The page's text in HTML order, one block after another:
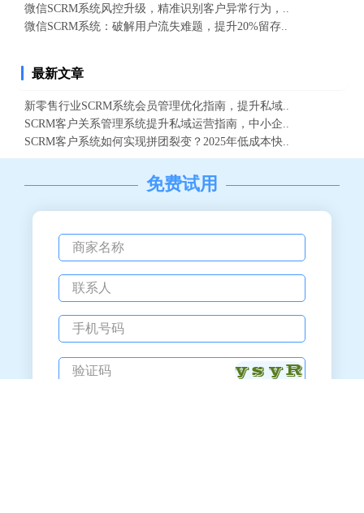
微信SCRM系统风控升级，精准识别客户异常行为，..
微信SCRM系统：破解用户流失难题，提升20%留存..
最新文章
新零售行业SCRM系统会员管理优化指南，提升私域..
SCRM客户关系管理系统提升私域运营指南，中小企..
SCRM客户系统如何实现拼团裂变？2025年低成本快..
免费试用